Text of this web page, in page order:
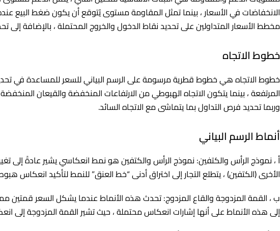
الانخفاضات في الأسعار ، بينما تمثل المقاومة مستوى يُتوقع أن يكون ضغط البيع
مخطط الأسعار المتداولين على تحديد نقاط الدخول والخروج المحتملة ، بالإضافة إلى
خطوط الاتجاه
خطوط الاتجاه هي خطوط قطرية مرسومة على الرسم البياني للسعر للمساعدة في تحديد
المرتفعة ، بينما يتكون الاتجاه الهبوطي من الارتفاعات المنخفضة والقيعان
وربما تحديد فرص التداول بما يتماشى مع الاتجاه السائد.
أنماط الرسم البياني
أ ، نموذج الرأس والكتفين: نموذج الرأس والكتفين هو نمط انعكاسي يشير عادةً إلى
الأخرى (الكتفين) ، يتطلع التجار إلى اختراق أدنى “خط العنق” للنمط لتأكيد انعكاس
ب ، القمة المزدوجة والقاع المزدوج: تحدث هذه الأنماط عندما يشكل السعر قمتين
إلى هذه الأنماط على أنها إشارات انعكاس محتملة ، حيث تشير القمة المزدوجة إلى